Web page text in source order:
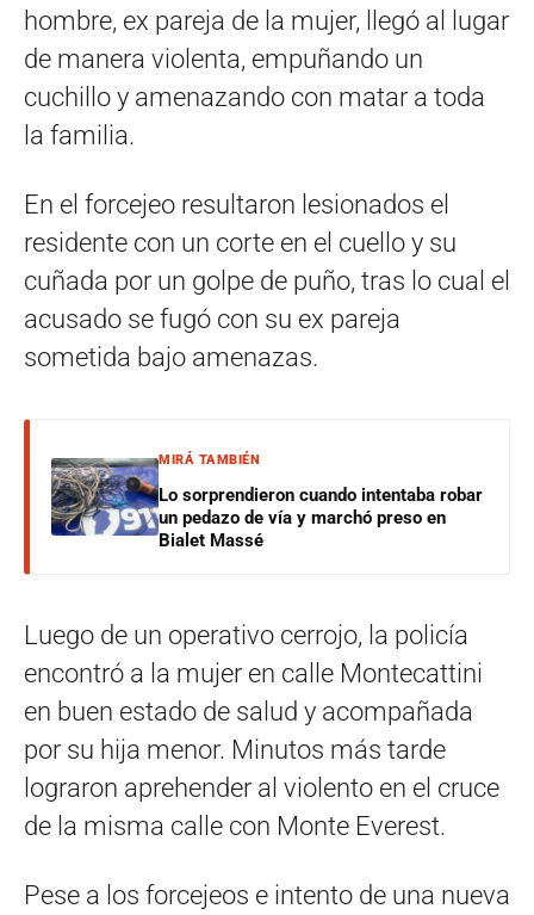
hombre, ex pareja de la mujer, llegó al lugar
de manera violenta, empuñando un
cuchillo y amenazando con matar a toda
la familia.
En el forcejeo resultaron lesionados el
residente con un corte en el cuello y su
cuñada por un golpe de puño, tras lo cual el
acusado se fugó con su ex pareja
sometida bajo amenazas.
MIRÁ TAMBIÉN
Lo sorprendieron cuando intentaba robar
un pedazo de vía y marchó preso en
Bialet Massé
Luego de un operativo cerrojo, la policía
encontró a la mujer en calle Montecattini
en buen estado de salud y acompañada
por su hija menor. Minutos más tarde
lograron aprehender al violento en el cruce
de la misma calle con Monte Everest.
Pese a los forcejeos e intento de una nueva